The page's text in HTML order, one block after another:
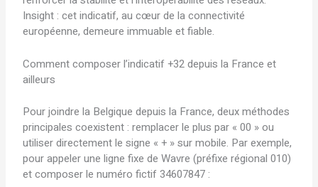
Insight : cet indicatif, au cœur de la connectivité
européenne, demeure immuable et fiable.
Comment composer l’indicatif +32 depuis la France et
ailleurs
Pour joindre la Belgique depuis la France, deux méthodes
principales coexistent : remplacer le plus par « 00 » ou
utiliser directement le signe « + » sur mobile. Par exemple,
pour appeler une ligne fixe de Wavre (préfixe régional 010)
et composer le numéro fictif 34607847 :